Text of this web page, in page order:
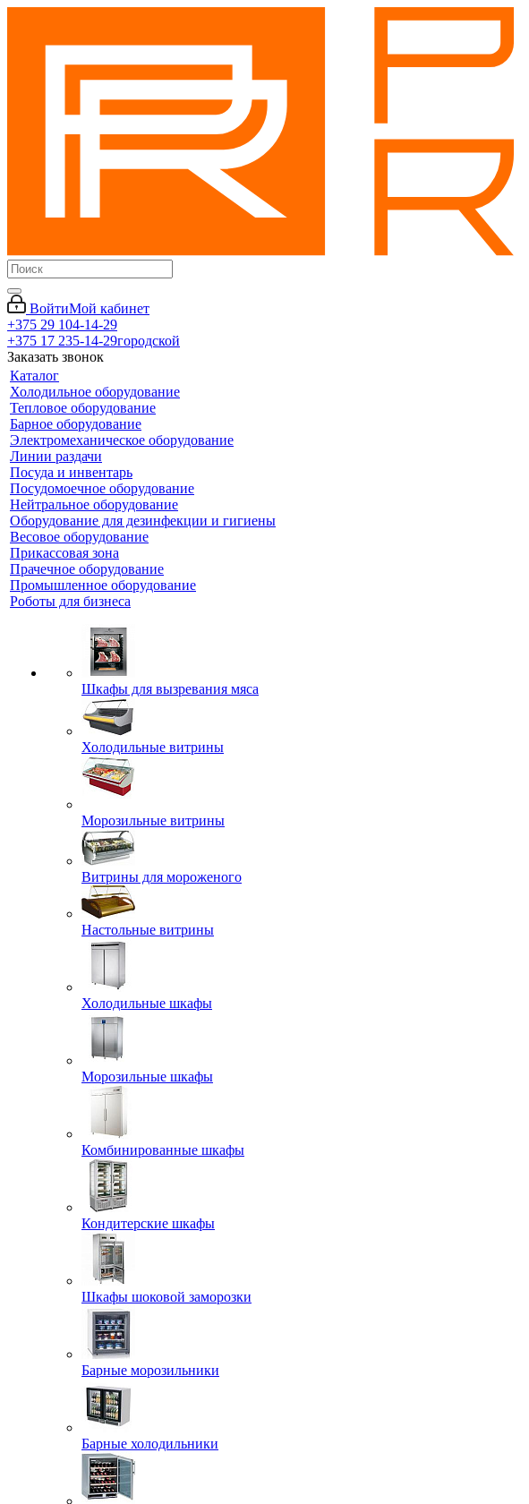
ВойтиМой кабинет
+375 29 104-14-29
+375 17 235-14-29городской
Заказать звонок
Каталог
Холодильное оборудование
Тепловое оборудование
Барное оборудование
Электромеханическое оборудование
Линии раздачи
Посуда и инвентарь
Посудомоечное оборудование
Нейтральное оборудование
Оборудование для дезинфекции и гигиены
Весовое оборудование
Прикассовая зона
Прачечное оборудование
Промышленное оборудование
Роботы для бизнеса
Шкафы для вызревания мяса
Холодильные витрины
Морозильные витрины
Витрины для мороженого
Настольные витрины
Холодильные шкафы
Морозильные шкафы
Комбинированные шкафы
Кондитерские шкафы
Шкафы шоковой заморозки
Барные морозильники
Барные холодильники